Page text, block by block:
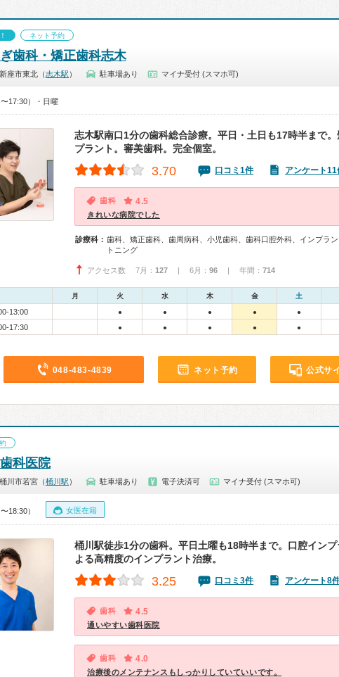
ネット予約
歯科・矯正歯科志木
座市東北（志木駅 ） 駐車場あり マイナ受付 (スマホ可)
17:30）・日曜
志木駅南口1分の歯科総合診療。平日・土日も17時半まで
プラント。審美歯科。完全個室。
3.70 口コミ1件 アンケート11
歯科 4.5
きれいな病院でした
診療科： 歯科、矯正歯科、歯周病科、小児歯科、歯科口腔外科、インプラ
トニング
アクセス数 7月： 127 | 6月： 96 | 年間： 714
月 火 水 木 金 土
13:00 ● ● ● ● ●
17:30 ● ● ● ● ●
048-483-4839 ネット予約 公式サ
科医院
川市若宮（桶川駅 ） 駐車場あり 電子決済可 マイナ受付 (スマホ可)
18:30） 女医在籍
桶川駅徒歩1分の歯科。平日土曜も18時半まで。口腔イン
よる高精度のインプラント治療。
3.25 口コミ3件 アンケート8
歯科 4.5
通いやすい歯科医院
歯科 4.0
治療後のメンテナンスもしっかりしていていいです。